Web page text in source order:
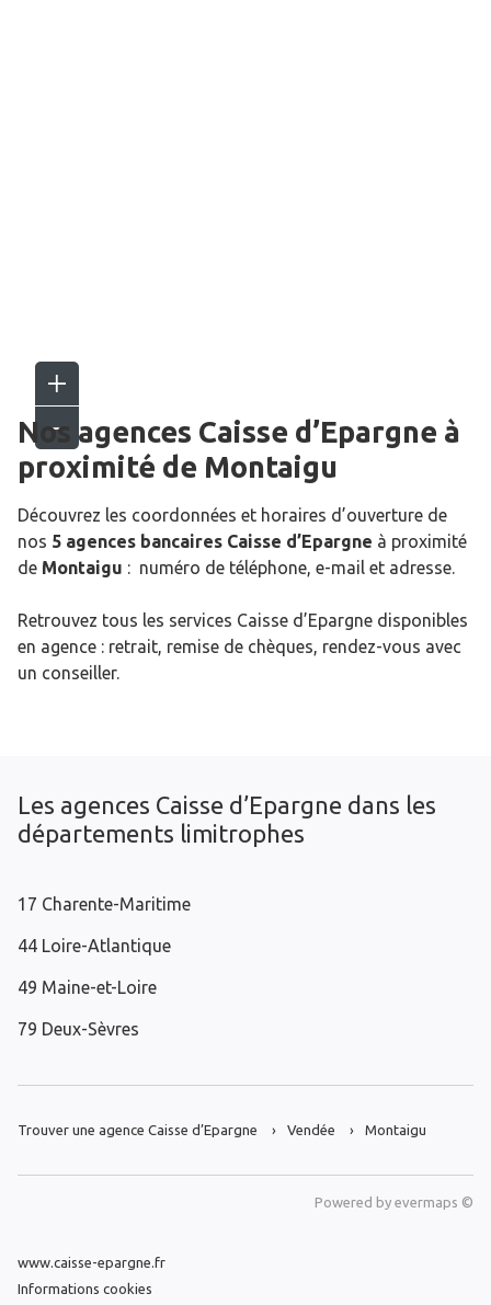
Nos agences Caisse d’Epargne à
proximité de Montaigu
Découvrez les coordonnées et horaires d’ouverture de
nos 5 agences bancaires Caisse d’Epargne à proximité
de Montaigu : numéro de téléphone, e-mail et adresse.
Retrouvez tous les services Caisse d’Epargne disponibles
en agence : retrait, remise de chèques, rendez-vous avec
un conseiller.
Les agences Caisse d’Epargne dans les
départements limitrophes
17 Charente-Maritime
44 Loire-Atlantique
49 Maine-et-Loire
79 Deux-Sèvres
Trouver une agence Caisse d’Epargne Vendée Montaigu
Powered by evermaps ©
www.caisse-epargne.fr
Informations cookies